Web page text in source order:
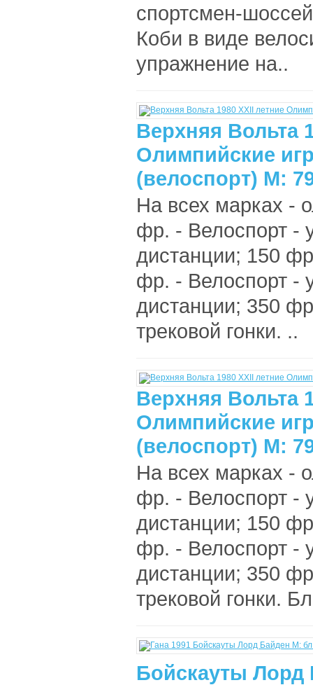
спортсмен-
Коби в виде
упражнение на..
Верхняя Вольта
Олимпийские
(велоспорт) М:
На всех марках -
фр. - Велоспорт -
дистанции; 150
фр. - Велоспорт -
дистанции; 350
трековой гонки. ..
Верхняя Вольта
Олимпийские
(велоспорт) М:
На всех марках -
фр. - Велоспорт -
дистанции; 150
фр. - Велоспорт -
дистанции; 350
трековой гонки.
Бойскауты Лорд